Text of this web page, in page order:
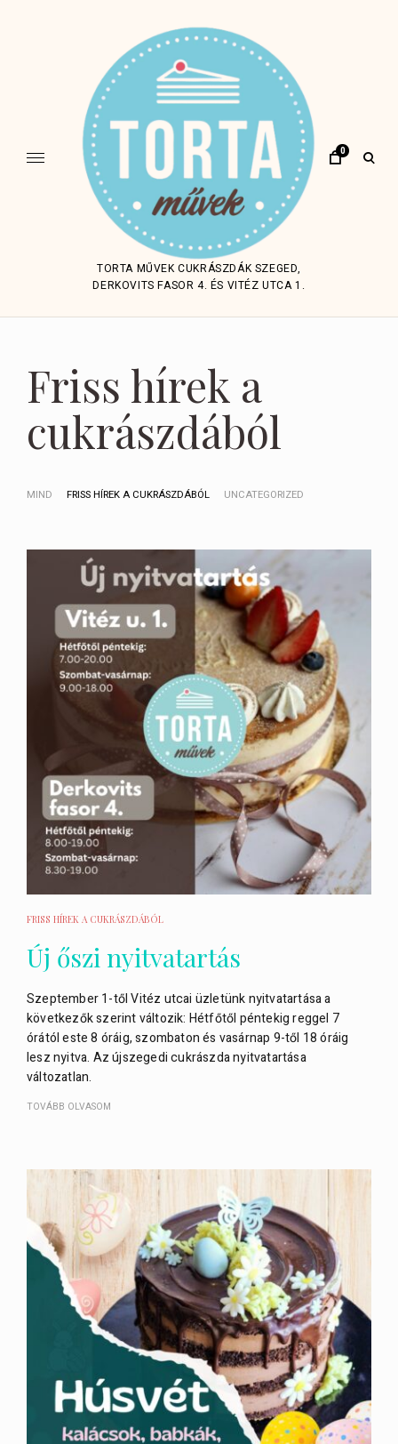
TORTA MŰVEK CUKRÁSZDÁK SZEGED,
DERKOVITS FASOR 4. ÉS VITÉZ UTCA 1.
0
open
Friss hírek a
cukrászdából
MIND FRISS HÍREK A CUKRÁSZDÁBÓL UNCATEGORIZED
FRISS HÍREK A CUKRÁSZDÁBÓL
Új őszi nyitvatartás
Szeptember 1-től Vitéz utcai üzletünk nyitvatartása a
következők szerint változik: Hétfőtől péntekig reggel 7
órától este 8 óráig, szombaton és vasárnap 9-től 18 óráig
lesz nyitva. Az újszegedi cukrászda nyitvatartása
változatlan.
TOVÁBB OLVASOM